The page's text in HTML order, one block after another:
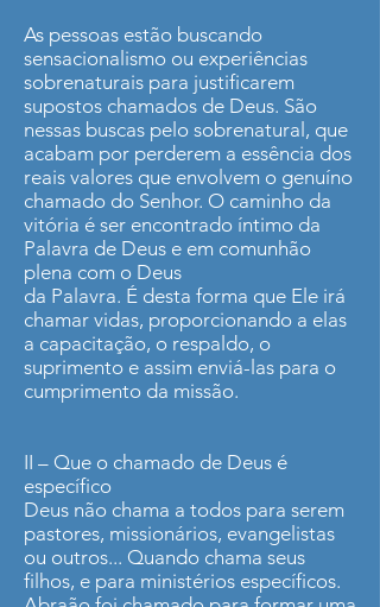
As pessoas estão buscando
sensacionalismo ou experiências
sobrenaturais para justificarem
supostos chamados de Deus. São
nessas buscas pelo sobrenatural, que
acabam por perderem a essência dos
reais valores que envolvem o genuíno
chamado do Senhor. O caminho da
vitória é ser encontrado íntimo da
Palavra de Deus e em comunhão
plena com o Deus
da Palavra. É desta forma que Ele irá
chamar vidas, proporcionando a elas
a capacitação, o respaldo, o
suprimento e assim enviá-las para o
cumprimento da missão.
II – Que o chamado de Deus é
específico
Deus não chama a todos para serem
pastores, missionários, evangelistas
ou outros... Quando chama seus
filhos, e para ministérios específicos.